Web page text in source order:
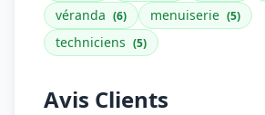
véranda (6) menuiserie (5)
techniciens (5)
Avis Clients